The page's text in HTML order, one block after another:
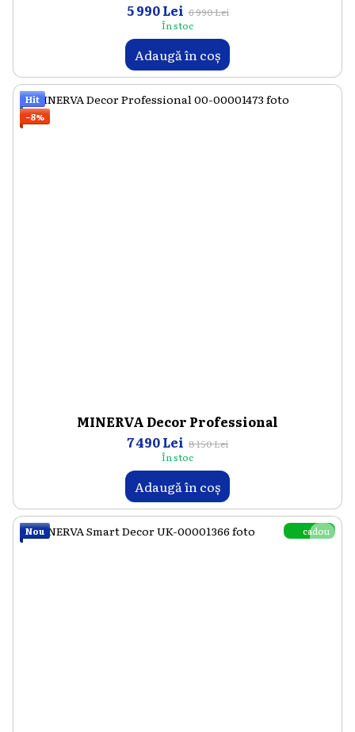
5 990 Lei 6 990 Lei
În stoc
Adaugă în coș
Hit
−8%
MINERVA Decor Professional
7 490 Lei 8 150 Lei
În stoc
Adaugă în coș
cadou
Nou